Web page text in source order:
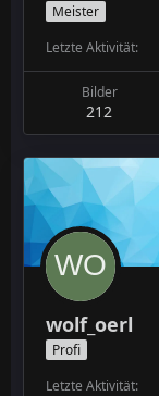
Meister
Letzte Aktivität
Bilder
212
wolf_oerl
Profi
Letzte Aktivität